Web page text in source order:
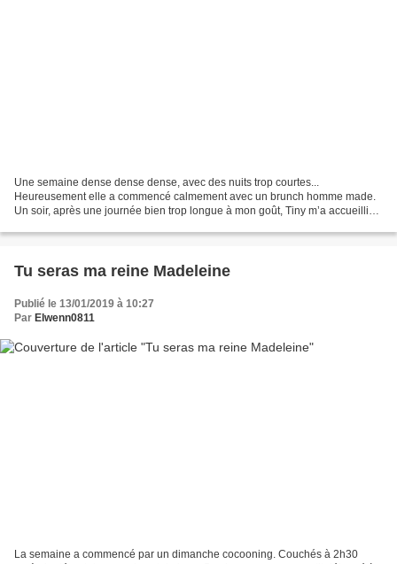
Une semaine dense dense dense, avec des nuits trop courtes...
Heureusement elle a commencé calmement avec un brunch homme made.
Un soir, après une journée bien trop longue à mon goût, Tiny m’a accueillie
Tu seras ma reine Madeleine
Publié le 13/01/2019 à 10:27
Par Elwenn0811
La semaine a commencé par un dimanche cocooning. Couchés à 2h30